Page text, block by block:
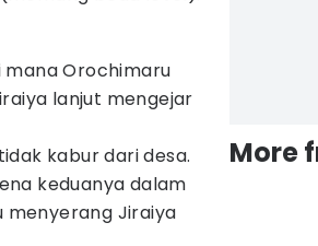
mana Orochimaru
lanjut mengejar
kabur dari desa.
keduanya dalam
menyerang Jiraiya
More